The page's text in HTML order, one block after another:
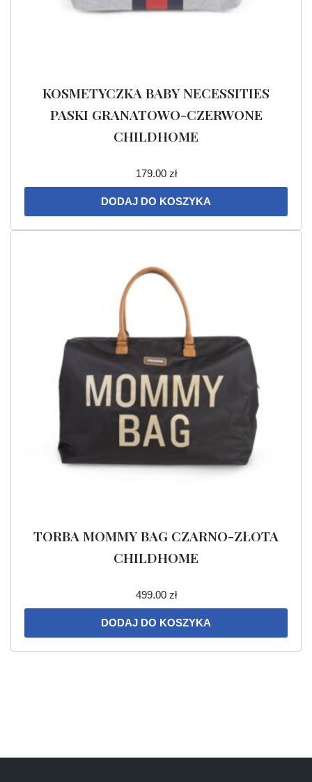
KOSMETYCZKA BABY NECESSITIES
PASKI GRANATOWO-CZERWONE
CHILDHOME
179.00 zł
DODAJ DO KOSZYKA
TORBA MOMMY BAG CZARNO-ZŁOTA
CHILDHOME
499.00 zł
DODAJ DO KOSZYKA